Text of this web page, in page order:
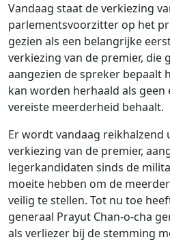
Vandaag staat de verkiezing
parlementsvoorzitter op het
gezien als een belangrijke
verkiezing van de premier, die
aangezien de spreker bepaalt
kan worden herhaald als geen
vereiste meerderheid behaalt.
Er wordt vandaag reikhalzend
verkiezing van de premier,
legerkandidaten sinds de
moeite hebben om de
veilig te stellen. Tot nu toe
generaal Prayut Chan-o-cha
als verliezer bij de stemming